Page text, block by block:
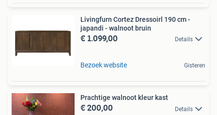
Livingfurn Cortez Dressoirl 190 cm -
japandi - walnoot bruin
€ 1.099,00 Details
Bezoek website Gisteren
Prachtige walnoot kleur kast
€ 200,00 Details